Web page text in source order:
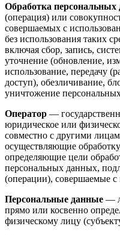
Обработка персональных
(операция) или
совершаемых с
без использования таких
включая сбор, запись,
уточнение (обновление,
использование, передачу
доступ), обезличивание,
уничтожение
Оператор —
юридическое или
совместно с другими
осуществляющие
определяющие цели
персональных данных,
(операции), совершаемые
Персональные данные —
прямо или косвенно
физическому лицу